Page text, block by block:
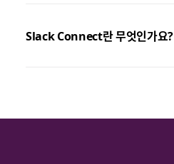
Slack Connect란 무엇인가요?